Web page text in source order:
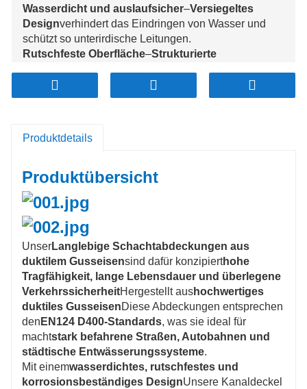
Wasserdicht und auslaufsicher–Versiegeltes
Designverhindert das Eindringen von Wasser und
schützt so unterirdische Leitungen.
Rutschfeste Oberfläche–Strukturierte
Fußgänger.
Korrosions- und rostbeständig–
Anpassbare Optionen
Zwecke.
Produktdetails
Produktübersicht
UnserLanglebige Schachtabdeckungen aus
duktilem Gusseisensind dafür konzipierthohe
Tragfähigkeit, lange Lebensdauer und überlegene
VerkehrssicherheitHergestellt aushochwertiges
duktiles GusseisenDiese Abdeckungen entsprechen
den EN124 D400-Standards, was sie ideal für
machtstark befahrene Straßen, Autobahnen und
städtische Entwässerungssysteme.
Mit einemwasserdichtes, rutschfestes und
korrosionsbeständiges DesignUnsere Kanaldeckel